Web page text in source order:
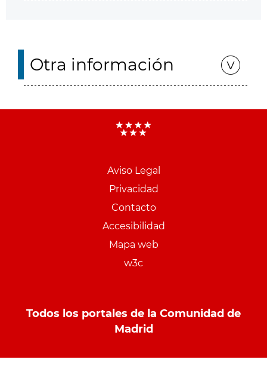
Otra información
Aviso Legal
Privacidad
Contacto
Accesibilidad
Mapa web
w3c
Todos los portales de la Comunidad de
Madrid